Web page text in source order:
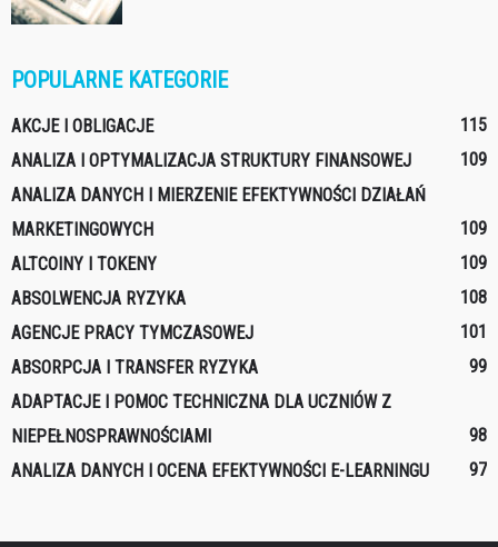
POPULARNE KATEGORIE
AKCJE I OBLIGACJE
115
ANALIZA I OPTYMALIZACJA STRUKTURY FINANSOWEJ
109
ANALIZA DANYCH I MIERZENIE EFEKTYWNOŚCI DZIAŁAŃ
MARKETINGOWYCH
109
ALTCOINY I TOKENY
109
ABSOLWENCJA RYZYKA
108
AGENCJE PRACY TYMCZASOWEJ
101
ABSORPCJA I TRANSFER RYZYKA
99
ADAPTACJE I POMOC TECHNICZNA DLA UCZNIÓW Z
NIEPEŁNOSPRAWNOŚCIAMI
98
ANALIZA DANYCH I OCENA EFEKTYWNOŚCI E-LEARNINGU
97